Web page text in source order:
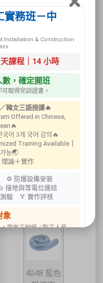
HP-156 吸
MXO1000
吸油棉
4048 藍色
實務班－中
Installation & Construction
課程｜14 小時
數，確定開班
取得完訓證書。
韓文三語授課🔥
Offered in Chinese,
국어 3개 국어 강의🔥
Training Available
가능🌏
論＋實作
⚙ 防爆設備安裝
接地與等電位連結
驗 🏅 實作評核
象
✔ 電氣工程師／監工人員
✔ 工程承攬商
大-台中分公司）